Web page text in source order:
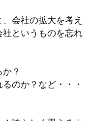
会社の拡大を考え
というものを忘れ
？
のか？など・・・